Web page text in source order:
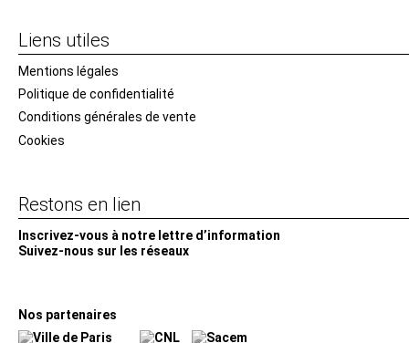
Liens utiles
Mentions légales
Politique de confidentialité
Conditions générales de vente
Cookies
Restons en lien
Inscrivez-vous à notre lettre d’information
Suivez-nous sur les réseaux
Nos partenaires